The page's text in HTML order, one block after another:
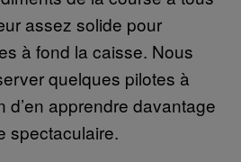
assez solide pour
à fond la caisse. Nous
quelques pilotes à
d’en apprendre davantage
spectaculaire.